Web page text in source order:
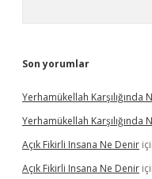
Son yorumlar
Yerhamükellah Karşılığında
Yerhamükellah Karşılığında
Açık Fikirli Insana Ne Denir
Açık Fikirli Insana Ne Denir